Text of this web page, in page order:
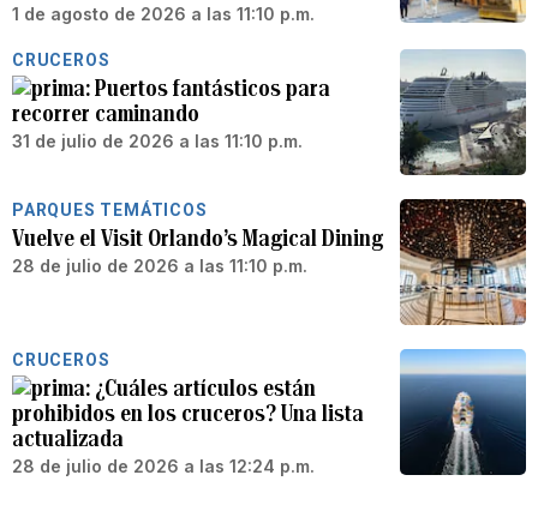
1 de agosto de 2026 a las 11:10 p.m.
CRUCEROS
Puertos fantásticos para
recorrer caminando
31 de julio de 2026 a las 11:10 p.m.
PARQUES TEMÁTICOS
Vuelve el Visit Orlando’s Magical Dining
28 de julio de 2026 a las 11:10 p.m.
CRUCEROS
¿Cuáles artículos están
prohibidos en los cruceros? Una lista
actualizada
28 de julio de 2026 a las 12:24 p.m.